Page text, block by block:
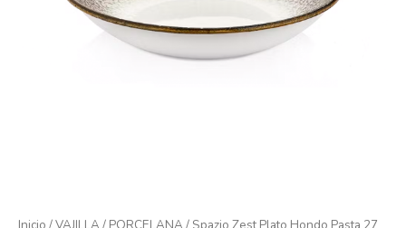
Inicio /VAJILLA/ PORCELANA/ Spazio Zest Plato Hondo Pasta 27